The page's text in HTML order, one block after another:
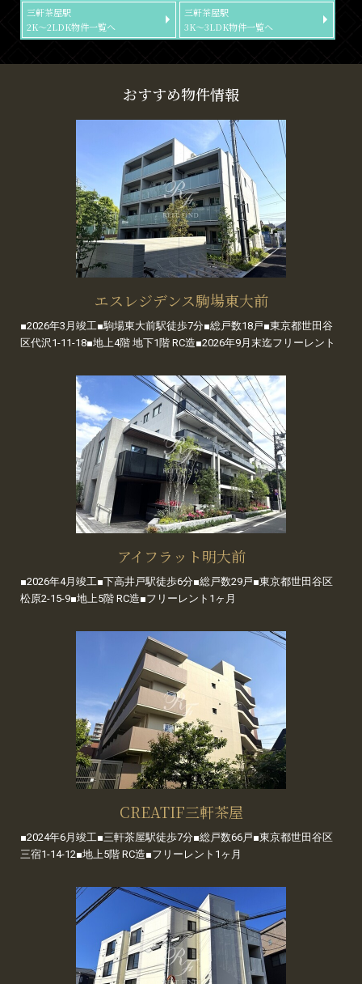
三軒茶屋駅
2K～2LDK物件一覧へ
三軒茶屋駅
3K～3LDK物件一覧へ
おすすめ物件情報
エスレジデンス駒場東大前
■2026年3月竣工■駒場東大前駅徒歩7分■総戸数18戸■東京都世田谷
区代沢1-11-18■地上4階 地下1階 RC造■2026年9月末迄フリーレント
アイフラット明大前
■2026年4月竣工■下高井戸駅徒歩6分■総戸数29戸■東京都世田谷区
松原2-15-9■地上5階 RC造■フリーレント1ヶ月
CREATIF三軒茶屋
■2024年6月竣工■三軒茶屋駅徒歩7分■総戸数66戸■東京都世田谷区
三宿1-14-12■地上5階 RC造■フリーレント1ヶ月